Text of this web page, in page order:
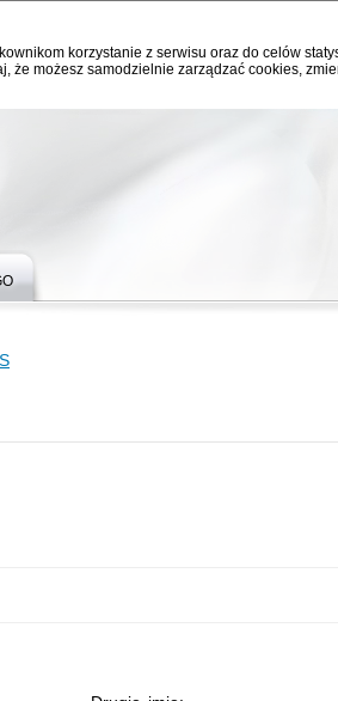
korzystanie z serwisu oraz do celów
że możesz samodzielnie zarządzać cookies,